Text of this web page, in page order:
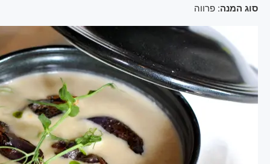
סוג המנה: פרווה